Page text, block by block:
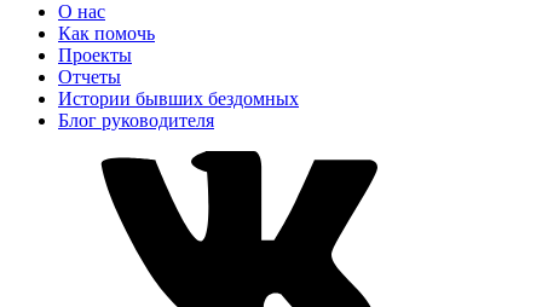
О нас
Как помочь
Проекты
Отчеты
Истории бывших бездомных
Блог руководителя